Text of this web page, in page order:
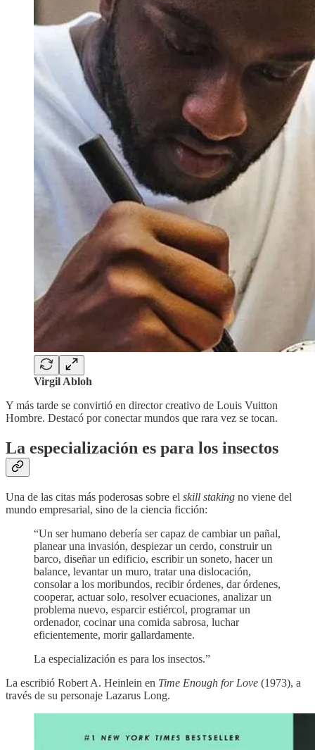
Virgil Abloh
Y más tarde se convirtió en director creativo de Louis Vuitton
Hombre. Destacó por conectar mundos que rara vez se tocan.
La especialización es para los insectos
Una de las citas más poderosas sobre el skill staking no viene del
mundo empresarial, sino de la ciencia ficción:
“Un ser humano debería ser capaz de cambiar un pañal,
planear una invasión, despiezar un cerdo, construir un
barco, diseñar un edificio, escribir un soneto, hacer un
balance, levantar un muro, tratar una dislocación,
consolar a los moribundos, recibir órdenes, dar órdenes,
cooperar, actuar solo, resolver ecuaciones, analizar un
problema nuevo, esparcir estiércol, programar un
ordenador, cocinar una comida sabrosa, luchar
eficientemente, morir gallardamente.
La especialización es para los insectos.”
La escribió Robert A. Heinlein en Time Enough for Love (1973), a
través de su personaje Lazarus Long.